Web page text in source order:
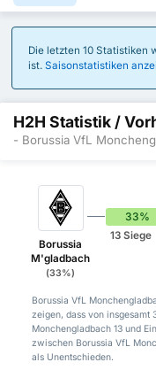
Die letzten 10 Statistiken
ist. Saisonstatistiken
H2H Statistik /
- Borussia VfL
Borussia
M'gladbach
(33%)
33%
13 Siege
Borussia VfL
zeigen, dass von insgesamt
Monchengladbach 13 und
zwischen Borussia VfL
als Unentschieden.